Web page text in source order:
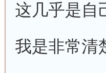
这几乎是自
我是非常清